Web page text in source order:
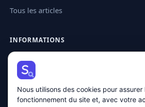
Tous les articles
INFORMATIONS
Contact
Plan de site
Mentions légales
Nous utilisons des cookies pour assurer
fonctionnement du site et, avec votre